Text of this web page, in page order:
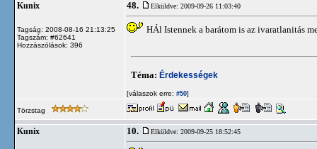
Kunix
Tagság: 2008-08-16 21:13:25
Tagszám: #62641
Hozzászólások: 396
48. Elküldve: 2009-09-26 11:03:40
HÁl Istennek a barátom is az ivaratlanitás
Téma: Érdekességek
[válaszok erre: #50]
Törzstag
Kunix 10. Elküldve: 2009-09-25 18:52:45